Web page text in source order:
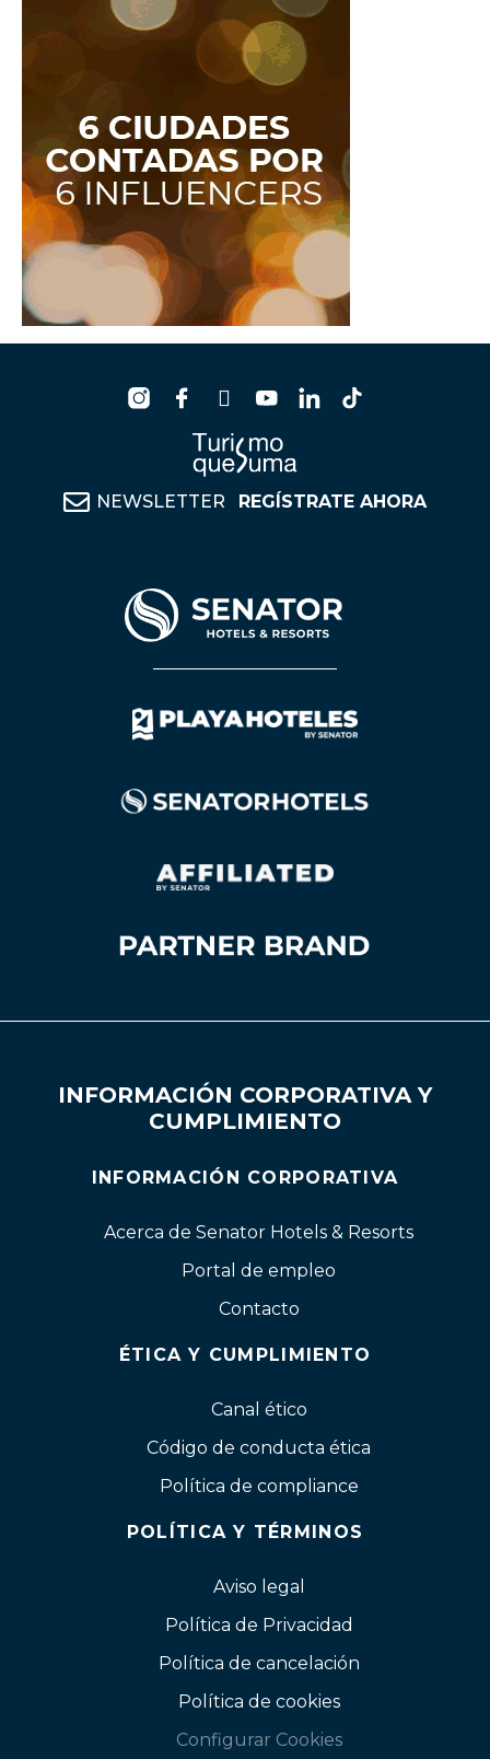
NEWSLETTER REGÍSTRATE AHORA
INFORMACIÓN CORPORATIVA Y
CUMPLIMIENTO
INFORMACIÓN CORPORATIVA
Acerca de Senator Hotels & Resorts
Portal de empleo
Contacto
ÉTICA Y CUMPLIMIENTO
Canal ético
Código de conducta ética
Política de compliance
POLÍTICA Y TÉRMINOS
Aviso legal
Política de Privacidad
Política de cancelación
Política de cookies
Configurar Cookies